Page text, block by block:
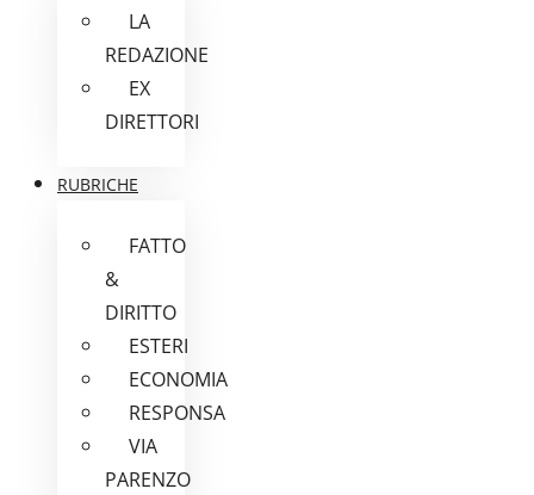
LA
REDAZIONE
EX
DIRETTORI
RUBRICHE
FATTO
&
DIRITTO
ESTERI
ECONOMIA
RESPONSA
VIA
PARENZO